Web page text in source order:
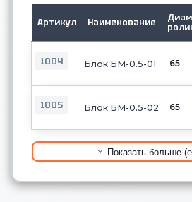
Артикул Наименование
1004 Блок БМ-0.5-01 65
1005 Блок БМ-0.5-02 65
Показать больше